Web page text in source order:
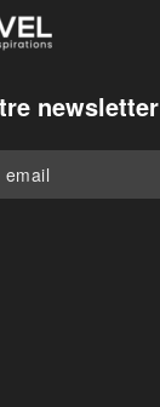
newsletter